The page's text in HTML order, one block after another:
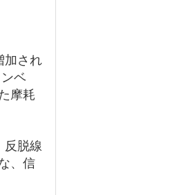
加され
ベ
摩耗
反脱線
、信